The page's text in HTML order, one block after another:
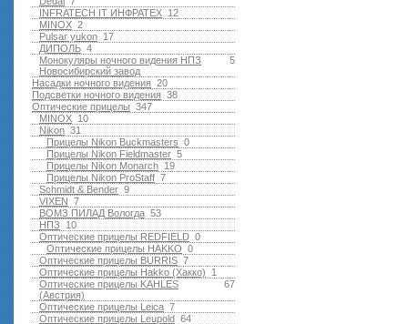
12
INFRATECH IT ИНФРАТЕХ
2
MINOX
17
Pulsar yukon
4
ДИПОЛЬ
5
Монокуляры ночного видения НПЗ
Новосибирский завод
20
Насадки ночного видения
38
Подсветки ночного видения
347
Оптические прицелы
10
MINOX
31
Nikon
0
Прицелы Nikon Buckmasters
5
Прицелы Nikon Fieldmaster
19
Прицелы Nikon Monarch
7
Прицелы Nikon ProStaff
9
Schmidt & Bender
7
VIXEN
53
ВОМЗ ПИЛАД Вологда
10
НПЗ
0
Оптические прицелы REDFIELD
0
Оптические прицелы HAKKO
7
Оптические прицелы BURRIS
1
Оптические прицелы Hakko (Хакко)
67
Оптические прицелы KAHLES
(Австрия)
7
Оптические прицелы Leica
64
Оптические прицелы Leupold